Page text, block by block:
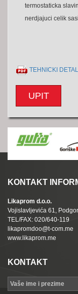
termostaticka
nerdjajuci celik
TEHNICKI
UPIT
KONTAKT
Likaprom d.o.o.
Vojislavljevića 61,
TEL/FAX: 020/640-119
likapromdoo@t-com.me
www.likaprom.me
KONTAKT